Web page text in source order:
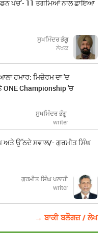
ਪੰਚ’- 11 ਤਗਮਿਆਂ ਨਾਲ ਛਾਇਆ
ਸੁਖਮਿੰਦਰ ਭੰਗੂ
ਲੇਖਕ
ਹਮਾਰ: ਮਿਜ਼ੋਰਮ ਦਾ 'ਦ
ONE Championship 'ਚ
ਸੁਖਮਿੰਦਰ ਭੰਗੂ
writer
ਅਤੇ ਉੱਠਦੇ ਸਵਾਲ/- ਗੁਰਮੀਤ ਸਿੰਘ
ਗੁਰਮੀਤ ਸਿੰਘ ਪਲਾਹੀ
writer
→ ਬਾਕੀ ਬਲੌਗਜ਼ / ਲੇਖ